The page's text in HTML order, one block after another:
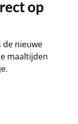
op
de nieuwe
maaltijden